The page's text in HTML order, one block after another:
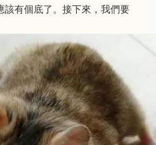
該有個底了。接下來，我們要